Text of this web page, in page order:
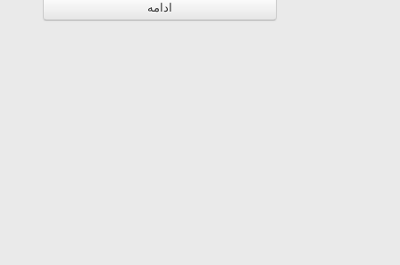
ادامه